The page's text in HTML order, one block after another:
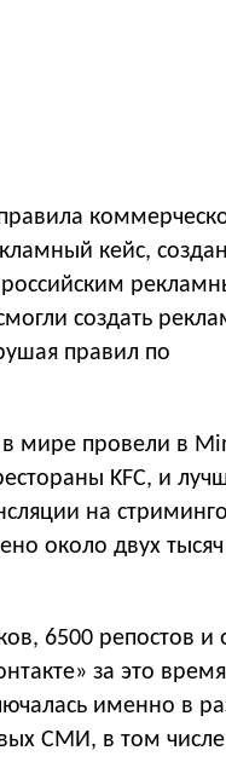
кейс,
российским
создать
правил по
в мире провели в
KFC, и
на
около двух тысяч
6500 репостов и
за это время
именно в
СМИ, в том